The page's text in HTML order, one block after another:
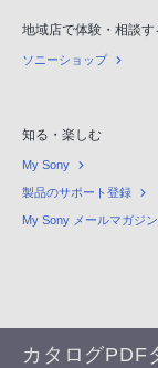
地域店で体験・相談す
ソニーショップ
知る・楽しむ
My Sony
製品のサポート登録
My Sony メールマガジン
カタログPDF